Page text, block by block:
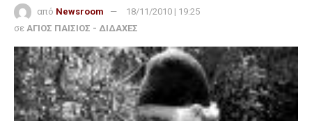
από Newsroom
18/11/2010 | 19:25
σε ΑΓΙΟΣ ΠΑΙΣΙΟΣ - ΔΙΔΑΧΕΣ